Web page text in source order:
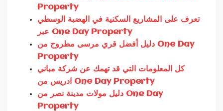
Property
تعرف على المشاريع السكنية في الهضبة الوسطي
عبر One Day Property
دليل أفضل قري مرسى مطروح من One Day
Property
كل المعلومات التي قد تهمك عن شركة مباني
ادريس من One Day Property
دليل مولات مدينة نصر من One Day
Property